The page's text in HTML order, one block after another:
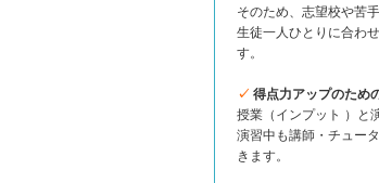
そのため、志望校や苦
生徒一人ひとりに合わ
す。
✓ 得点力アップのため
授業（インプット ）と
演習中も講師・チュー
きます。